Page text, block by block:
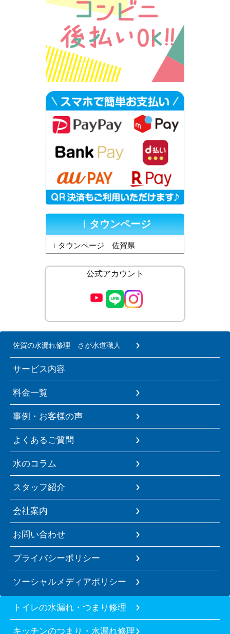
ｉタウンページ
ｉタウンページ 佐賀県
公式アカウント
佐賀の水漏れ修理 さが水道職人
サービス内容
料金一覧
事例・お客様の声
よくあるご質問
水のコラム
スタッフ紹介
会社案内
お問い合わせ
プライバシーポリシー
ソーシャルメディアポリシー
トイレの水漏れ・つまり修理
キッチンのつまり・水漏れ修理